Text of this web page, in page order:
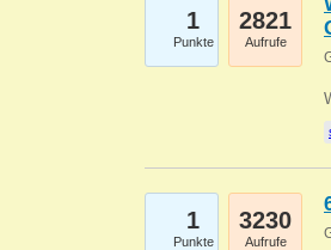
1
Punkte
2821
Aufrufe
1
Punkte
3230
Aufrufe